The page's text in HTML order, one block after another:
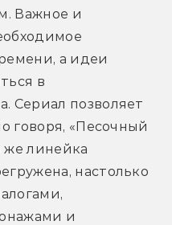
Важное и
а идеи
в
Сериал позволяет
говоря, «Песочный
же линейка
настолько
и